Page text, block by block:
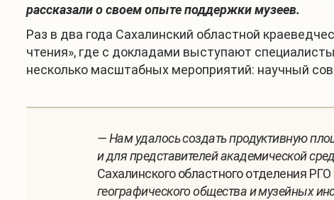
рассказали о своем опыте поддержки музеев.
Раз в два года Сахалинский областной
чтения», где с докладами выступают
несколько масштабных мероприятий: научный
— Нам удалось создать продуктивную
и для представителей академической
Сахалинского областного отделения
географического общества и музейных